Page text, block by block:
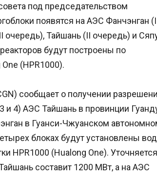
под председательством
появятся на АЭС Фанчэнган
очередь), Тайшань (II очередь) и
будут построены по
(HPR1000).
сообщает о получении
и 4) АЭС Тайшань в провинции
в Гуанси-Чжуанском
блоках будут установлены
HPR1000 (Hualong One).
составит 1200 МВт, а на АЭС